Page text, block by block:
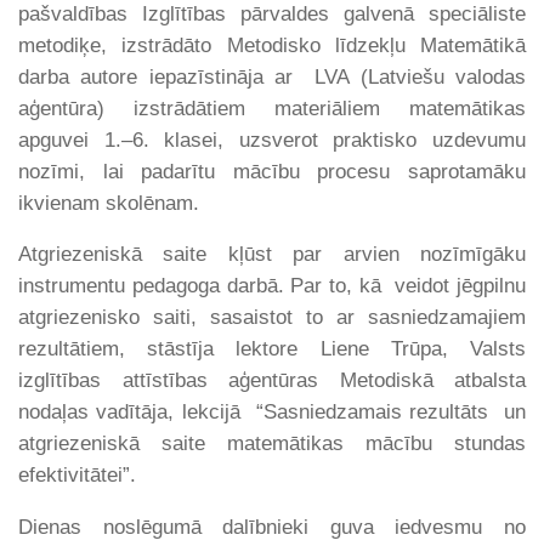
pašvaldības Izglītības pārvaldes galvenā speciāliste
metodiķe, izstrādāto Metodisko līdzekļu Matemātikā
darba autore iepazīstināja ar LVA (Latviešu valodas
aģentūra) izstrādātiem materiāliem matemātikas
apguvei 1.–6. klasei, uzsverot praktisko uzdevumu
nozīmi, lai padarītu mācību procesu saprotamāku
ikvienam skolēnam.
Atgriezeniskā saite kļūst par arvien nozīmīgāku
instrumentu pedagoga darbā. Par to, kā veidot jēgpilnu
atgriezenisko saiti, sasaistot to ar sasniedzamajiem
rezultātiem, stāstīja lektore Liene Trūpa, Valsts
izglītības attīstības aģentūras Metodiskā atbalsta
nodaļas vadītāja, lekcijā “Sasniedzamais rezultāts un
atgriezeniskā saite matemātikas mācību stundas
efektivitātei”.
Dienas noslēgumā dalībnieki guva iedvesmu no